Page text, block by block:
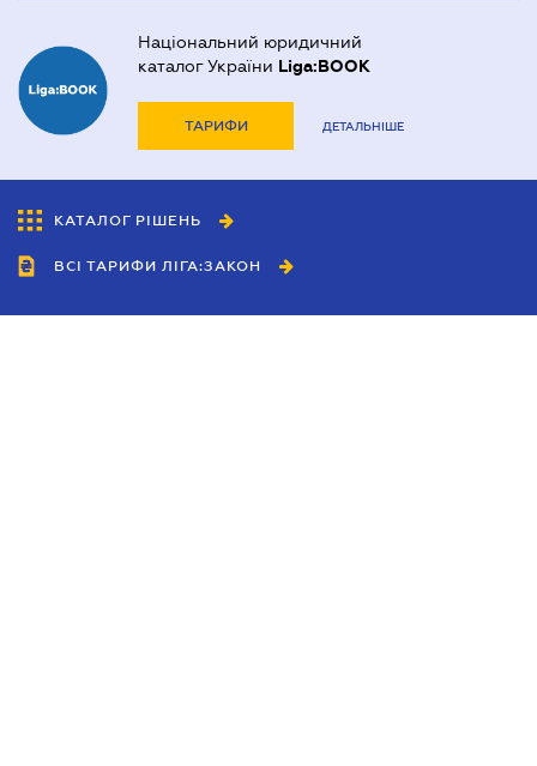
Національний юридичний
каталог України Liga:BOOK
ТАРИФИ ДЕТАЛЬНІШЕ
КАТАЛОГ РІШЕНЬ
ВСІ ТАРИФИ ЛІГА:ЗАКОН